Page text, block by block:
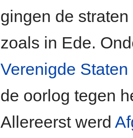
gingen de
zoals in Ede.
Verenigde Staten
de oorlog tegen
Allereerst werd